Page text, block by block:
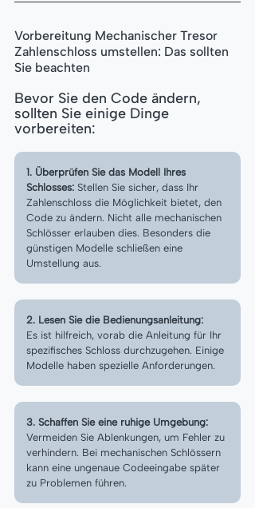
Vorbereitung Mechanischer Tresor
Zahlenschloss umstellen: Das sollten
Sie beachten
Bevor Sie den Code ändern,
sollten Sie einige Dinge
vorbereiten:
1. Überprüfen Sie das Modell Ihres
Schlosses: Stellen Sie sicher, dass Ihr
Zahlenschloss die Möglichkeit bietet, den
Code zu ändern. Nicht alle mechanischen
Schlösser erlauben dies. Besonders die
günstigen Modelle schließen eine
Umstellung aus.
2. Lesen Sie die Bedienungsanleitung:
Es ist hilfreich, vorab die Anleitung für Ihr
spezifisches Schloss durchzugehen. Einige
Modelle haben spezielle Anforderungen.
3. Schaffen Sie eine ruhige Umgebung:
Vermeiden Sie Ablenkungen, um Fehler zu
verhindern. Bei mechanischen Schlössern
kann eine ungenaue Codeeingabe später
zu Problemen führen.